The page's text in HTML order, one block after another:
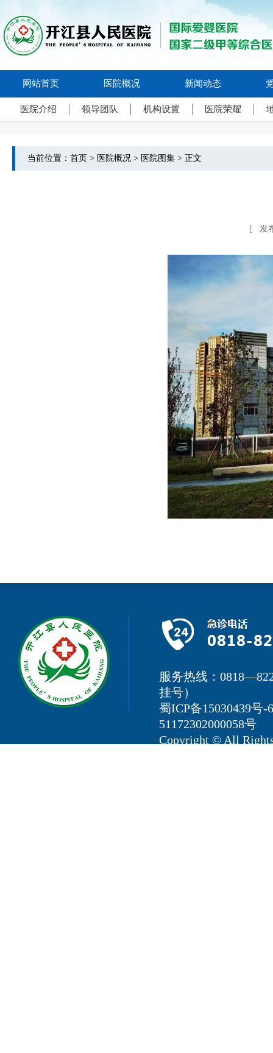
网站首页 医院概况 新闻动态
医院介绍 领导团队 机构设置 医院荣耀
当前位置： 首页 > 医院概况 > 医院图集 > 正文
[ 发
服务热线：
挂号）
蜀ICP备15030439号-
51172302000058号
Copyright © All